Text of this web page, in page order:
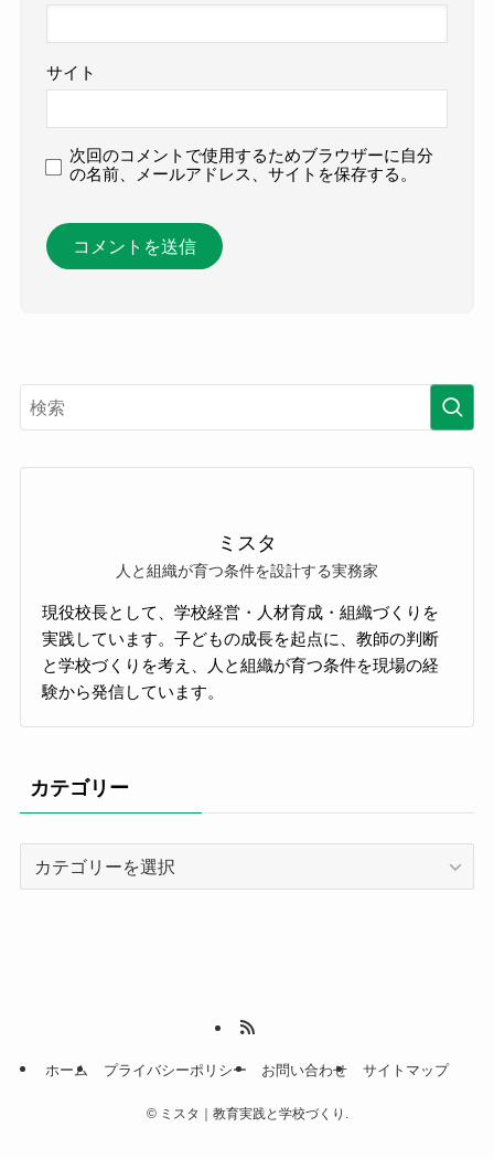
サイト
次回のコメントで使用するためブラウザーに自分
の名前、メールアドレス、サイトを保存する。
ミスタ
人と組織が育つ条件を設計する実務家
現役校長として、学校経営・人材育成・組織づくりを
実践しています。子どもの成長を起点に、教師の判断
と学校づくりを考え、人と組織が育つ条件を現場の経
験から発信しています。
カテゴリー
ホーム プライバシーポリシー お問い合わせ サイトマップ
©ミスタ｜教育実践と学校づくり.